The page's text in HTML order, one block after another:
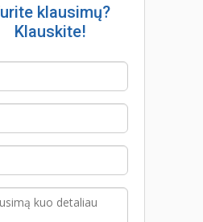
klausimų?
Klauskite!